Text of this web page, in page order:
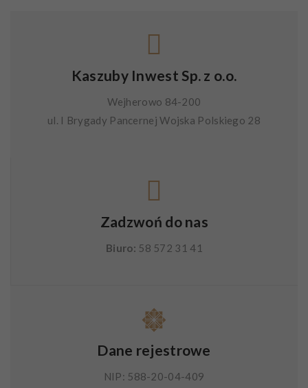
Kaszuby Inwest Sp. z o.o.
Wejherowo 84-200
ul. I Brygady Pancernej Wojska Polskiego 28
Zadzwoń do nas
Biuro: 58 572 31 41
Dane rejestrowe
NIP: 588-20-04-409